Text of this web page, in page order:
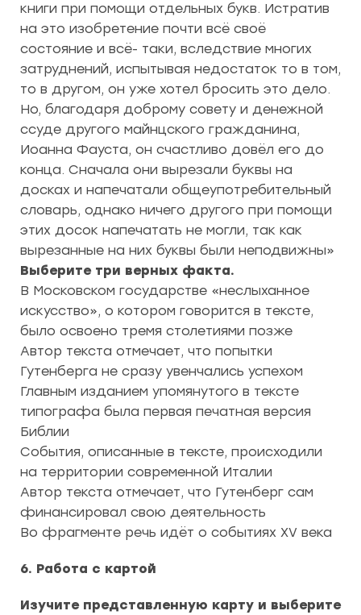
книги при помощи отдельных букв. Истратив
на это изобретение почти всё своё
состояние и всё- таки, вследствие многих
затруднений, испытывая недостаток то в том,
то в другом, он уже хотел бросить это дело.
Но, благодаря доброму совету и денежной
ссуде другого майнцского гражданина,
Иоанна Фауста, он счастливо довёл его до
конца. Сначала они вырезали буквы на
досках и напечатали общеупотребительный
словарь, однако ничего другого при помощи
этих досок напечатать не могли, так как
вырезанные на них буквы были неподвижны»
Выберите три верных факта.
В Московском государстве «неслыханное
искусство», о котором говорится в тексте,
было освоено тремя столетиями позже
Автор текста отмечает, что попытки
Гутенберга не сразу увенчались успехом
Главным изданием упомянутого в тексте
типографа была первая печатная версия
Библии
События, описанные в тексте, происходили
на территории современной Италии
Автор текста отмечает, что Гутенберг сам
финансировал свою деятельность
Во фрагменте речь идёт о событиях XV века
6. Работа с картой
Изучите представленную карту и выберите